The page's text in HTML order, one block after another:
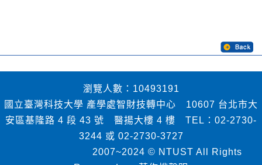
瀏覽人數：10493191
國立臺灣科技大學 產學處智財技轉中心 10607 台北市大
安區基隆路 4 段 43 號 醫揚大樓 4 樓 TEL：02-2730-
3244 或 02-2730-3727
2007~2024 © NTUST All Rights